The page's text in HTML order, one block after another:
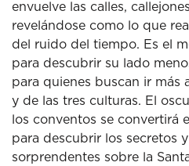
envuelve las calles,
revelándose como lo que
del ruido del tiempo. Es el
para descubrir su lado
para quienes buscan ir más
y de las tres culturas. El
los conventos se convertirá
para descubrir los secretos
sorprendentes sobre la